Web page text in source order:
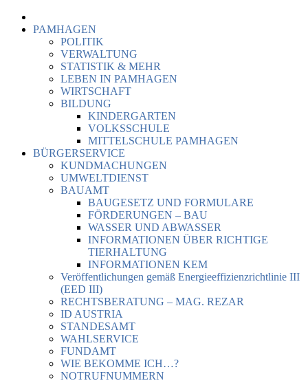
PAMHAGEN
POLITIK
VERWALTUNG
STATISTIK & MEHR
LEBEN IN PAMHAGEN
WIRTSCHAFT
BILDUNG
KINDERGARTEN
VOLKSSCHULE
MITTELSCHULE PAMHAGEN
BÜRGERSERVICE
KUNDMACHUNGEN
UMWELTDIENST
BAUAMT
BAUGESETZ UND FORMULARE
FÖRDERUNGEN – BAU
WASSER UND ABWASSER
INFORMATIONEN ÜBER RICHTIGE
TIERHALTUNG
INFORMATIONEN KEM
Veröffentlichungen gemäß Energieeffizienzrichtlinie III
(EED III)
RECHTSBERATUNG – MAG. REZAR
ID AUSTRIA
STANDESAMT
WAHLSERVICE
FUNDAMT
WIE BEKOMME ICH…?
NOTRUFNUMMERN